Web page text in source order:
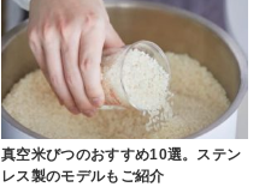
真空米びつのおすすめ10選。ステン
レス製のモデルもご紹介